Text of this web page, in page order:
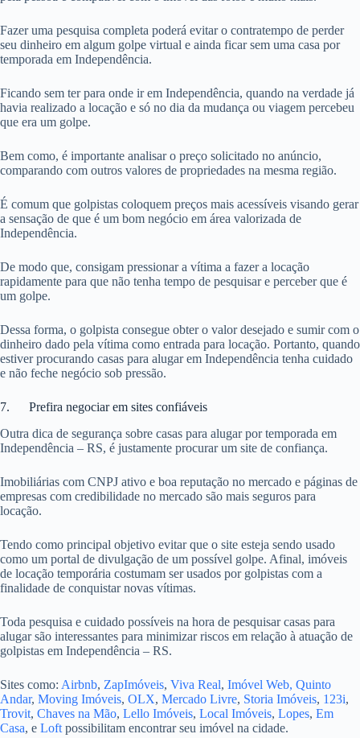
Fazer uma pesquisa completa poderá evitar o contratempo de perder
seu dinheiro em algum golpe virtual e ainda ficar sem uma casa por
temporada em Independência.
Ficando sem ter para onde ir em Independência, quando na verdade já
havia realizado a locação e só no dia da mudança ou viagem percebeu
que era um golpe.
Bem como, é importante analisar o preço solicitado no anúncio,
comparando com outros valores de propriedades na mesma região.
É comum que golpistas coloquem preços mais acessíveis visando gerar
a sensação de que é um bom negócio em área valorizada de
Independência.
De modo que, consigam pressionar a vítima a fazer a locação
rapidamente para que não tenha tempo de pesquisar e perceber que é
um golpe.
Dessa forma, o golpista consegue obter o valor desejado e sumir com o
dinheiro dado pela vítima como entrada para locação. Portanto, quando
estiver procurando casas para alugar em Independência tenha cuidado
e não feche negócio sob pressão.
7. Prefira negociar em sites confiáveis
Outra dica de segurança sobre casas para alugar por temporada em
Independência – RS, é justamente procurar um site de confiança.
Imobiliárias com CNPJ ativo e boa reputação no mercado e páginas de
empresas com credibilidade no mercado são mais seguros para
locação.
Tendo como principal objetivo evitar que o site esteja sendo usado
como um portal de divulgação de um possível golpe. Afinal, imóveis
de locação temporária costumam ser usados por golpistas com a
finalidade de conquistar novas vítimas.
Toda pesquisa e cuidado possíveis na hora de pesquisar casas para
alugar são interessantes para minimizar riscos em relação à atuação de
golpistas em Independência – RS.
Sites como: Airbnb, ZapImóveis, Viva Real, Imóvel Web, Quinto
Andar, Moving Imóveis, OLX, Mercado Livre, Storia Imóveis, 123i,
Trovit, Chaves na Mão, Lello Imóveis, Local Imóveis, Lopes, Em
Casa, e Loft possibilitam encontrar seu imóvel na cidade.